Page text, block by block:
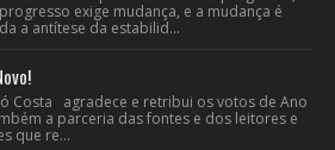
exige mudança, e a mudança é
a antítese da estabilid...
Costa agradece e retribui os votos de Ano
a parceria das fontes e dos leitores e
que re...